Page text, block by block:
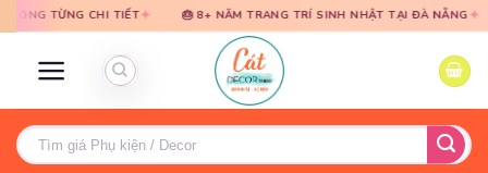
qua
qua
CHI TIẾT✦ 🎂 8+ NĂM TRANG TRÍ SINH NHẬT TẠI ĐÀ NẴNG ✦ 🎈 TƯ
Tìm
kiếm: